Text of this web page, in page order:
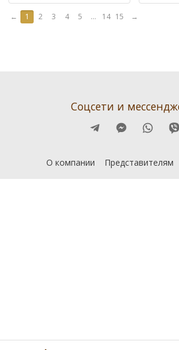
← 1 2 3 4 5 ... 14 15 →
Соцсети и
О компании Представителям